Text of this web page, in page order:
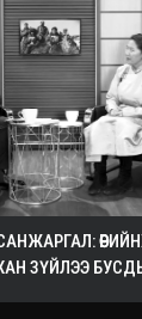
ЗҮЙЛЭЭ